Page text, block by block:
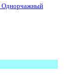
Однорчажный